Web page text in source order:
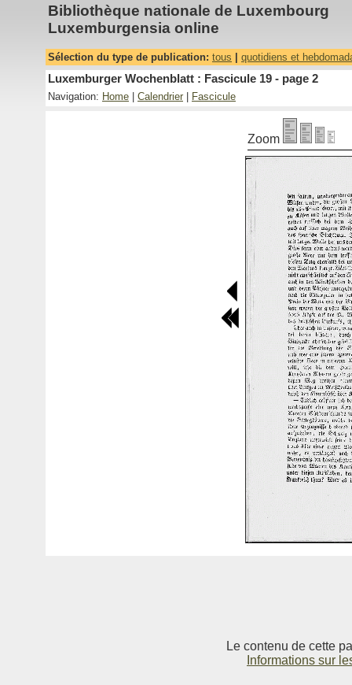
Bibliothèque nationale de Luxembourg
Luxemburgensia online
Sélection du type de publication: tous quotidiens et
Luxemburger Wochenblatt : Fascicule 19 - page 2
Navigation: Home Calendrier Fascicule
Zoom
Le contenu de cette
Informations sur